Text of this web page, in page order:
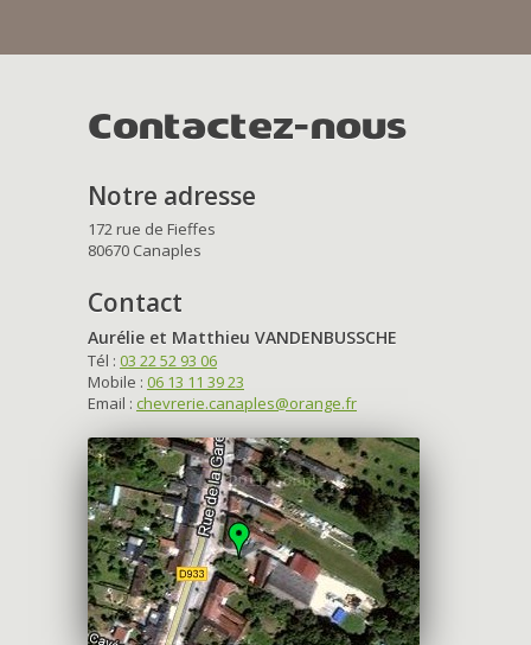
Contactez-nous
Notre adresse
172 rue de Fieffes
80670 Canaples
Contact
Aurélie et Matthieu VANDENBUSSCHE
Tél : 03 22 52 93 06
Mobile : 06 13 11 39 23
Email : chevrerie.canaples@orange.fr